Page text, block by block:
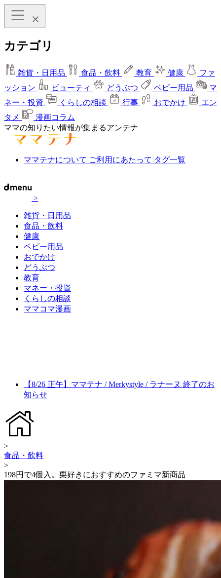
カテゴリ
雑貨・日用品 食品・飲料 教育 健康
ファ
ッション
ビューティ どうぶつ ベビー用品
マ
ネー・投資
くらしの相談 行事 おでかけ
エン
タメ
漫画コラム
ママの知りたい情報が集まるアンテナ
ママテナについて ご利用にあたって タグ一覧
>
雑貨・日用品
食品・飲料
健康
ベビー用品
おでかけ
どうぶつ
教育
マネー・投資
くらしの相談
ママコマ漫画
【8/26 正午】ママテナ / Merkystyle / ラナーヌ 終了のお
知らせ
>
食品・飲料
>
198円で4個入。栗好きにおすすめのファミマ新商品